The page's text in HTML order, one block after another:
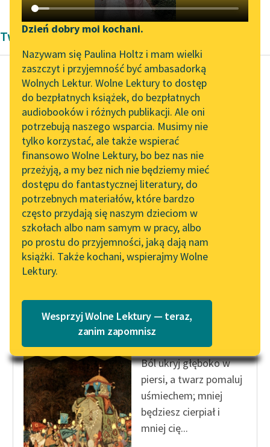
Katalog DAISY
Podkasty o książkach
Zgłoś brak utworu
Aktualności
„Prokurator Alicja Horn”
do słuchania
Byliśmy częścią AI Impact
Lab
Zapraszamy na spotkanie
online z tłumaczkami
literatury skandynawskiej
Spotkanie z Katarzyną
Tunkiel w Oslo
102. lata temu zmarł
Joseph Conrad
Lektury szkolne i klasyka
literatury do słuchania dla
uczennic i uczniów z
niepełnosprawnościami
E-kolekcja lektur
szkolnych i literatury do
słuchania dla uczennic i
uczniów z
Narzędzia
Mapa Wolnych Lektur
Leśmianator
Przewodnik dla piszących i
czytających
API
OAI-PMH
Widget Wolnych Lektur
Przypisy
Katalog w formacie PDF
Dzień dobry moi kochani.
Nazywam się Paulina Holtz i mam wielki
zaszczyt i przyjemność być ambasadorką
Wolnych Lektur. Wolne Lektury to dostęp
do bezpłatnych książek, do bezpłatnych
audiobooków i różnych publikacji. Ale oni
potrzebują naszego wsparcia. Musimy nie
tylko korzystać, ale także wspierać
finansowo Wolne Lektury, bo bez nas nie
przeżyją, a my bez nich nie będziemy mieć
dostępu do fantastycznej literatury, do
potrzebnych materiałów, które bardzo
często przydają się naszym dzieciom w
szkołach albo nam samym w pracy, albo
po prostu do przyjemności, jaką dają nam
książki. Także kochani, wspierajmy Wolne
Lektury.
Wesprzyj Wolne Lektury — teraz,
zanim zapomnisz
Twórczość Kornela Makuszyńskiego
Kornel Makuszyński
Awantura o Basię
Pan Olszowski wszedł
cicho do mieszkania,
aby nie zbudzić
swojego służącego,
młodego chłopaka —
niezmiernie
sympatyczną...
Kornel Makuszyński
Awantury arabskie
Ból ukryj głęboko w
piersi, a twarz pomaluj
uśmiechem; mniej
będziesz cierpiał i
mniej cię...